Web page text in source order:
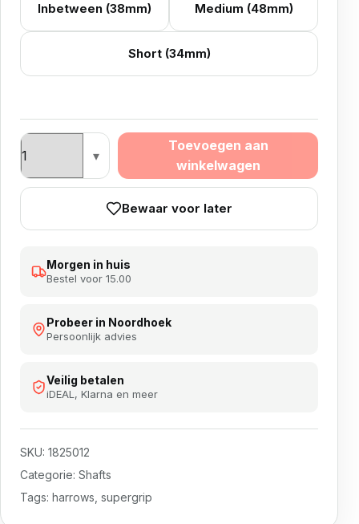
Inbetween (38mm) Medium (48mm)
Short (34mm)
Harrows Super Grip aantalToevoegen aan
winkelwagen
Bewaar voor later
Morgen in huis
Bestel voor 15.00
Probeer in Noordhoek
Persoonlijk advies
Veilig betalen
iDEAL, Klarna en meer
SKU: 1825012
Categorie: Shafts
Tags: harrows, supergrip